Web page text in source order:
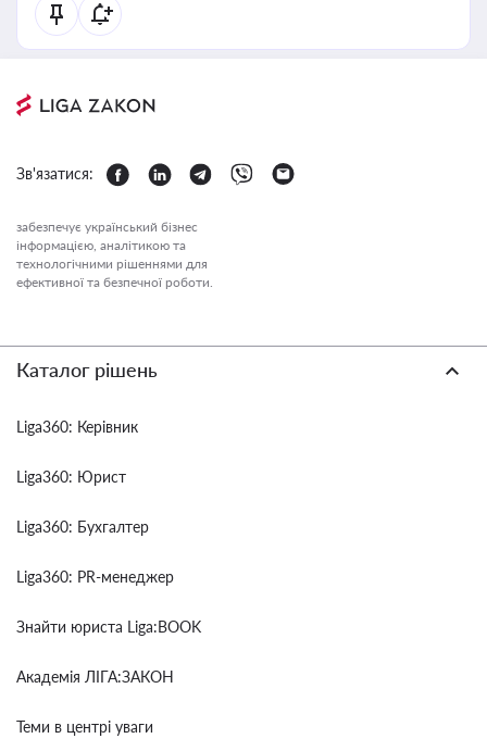
Зв'язатися:
забезпечує український бізнес
інформацією, аналітикою та
технологічними рішеннями для
ефективної та безпечної роботи.
Каталог рішень
Liga360: Керівник
Liga360: Юрист
Liga360: Бухгалтер
Liga360: PR-менеджер
Знайти юриста Liga:BOOK
Академія ЛІГА:ЗАКОН
Теми в центрі уваги